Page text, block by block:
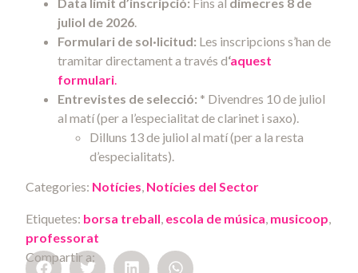
juliol de 2026
Formulari de sol·licitud: Les inscripcions s’han de
tramitar directament a través d‘aquest
formulari
Entrevistes de selecció: * Divendres 10 de juliol
al matí (per a l’especialitat de clarinet i saxo).
Dilluns 13 de juliol al matí (per a la resta
d’especialitats).
Categories: Notícies, Notícies del Sector
Etiquetes: borsa treball, escola de música, musicoop,
professorat
Compartir a: